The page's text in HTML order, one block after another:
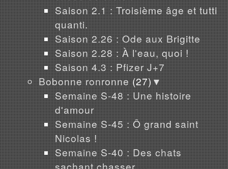
Saison 2.1 : Troisième âge et tutti
quanti.
Saison 2.26 : Ode aux Brigitte
Saison 2.28 : À l'eau, quoi !
Saison 4.3 : Pfizer J+7
Bobonne ronronne (27)▼
Semaine S-48 : Une histoire
d'amour
Semaine S-45 : Ô grand saint
Nicolas !
Semaine S-40 : Des chats
sachant chasser ...